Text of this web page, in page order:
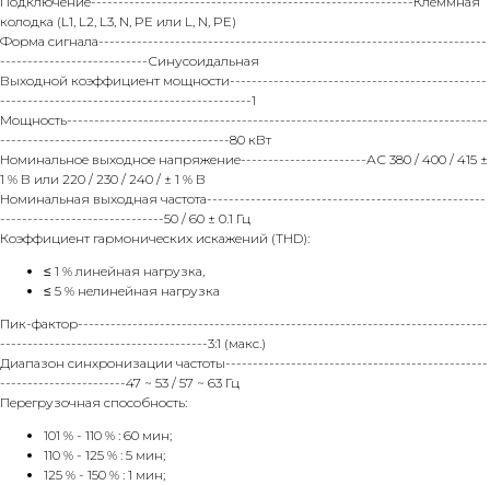
колодка (L1, L2, L3, N, PE или L, N, PE)
Форма сигнала-----------------------------------------------------------------------
---------------------------Синусоидальная
Выходной коэффициент мощности-----------------------------------------------
----------------------------------------------1
Мощность-----------------------------------------------------------------------------
------------------------------------------80 кВт
Номинальное выходное напряжение-----------------------АС 380 / 400 / 415 ±
1 % В или 220 / 230 / 240 / ± 1 % В
Номинальная выходная частота---------------------------------------------------
------------------------------50 / 60 ± 0.1 Гц
Коэффициент гармонических искажений (THD):
≤ 1 % линейная нагрузка,
≤ 5 % нелинейная нагрузка
Пик-фактор---------------------------------------------------------------------------
--------------------------------------3:1 (макс.)
Диапазон синхронизации частоты------------------------------------------------
-----------------------47 ~ 53 / 57 ~ 63 Гц
Перегрузочная способность:
101 % - 110 % : 60 мин;
110 % - 125 % : 5 мин;
125 % - 150 % : 1 мин;